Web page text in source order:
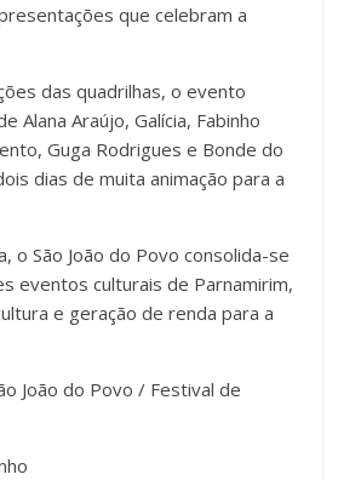
que celebram a
das quadrilhas, o evento
Alana Araújo, Galícia, Fabinho
Guga Rodrigues e Bonde do
dias de muita animação para a
o São João do Povo consolida-se
eventos culturais de Parnamirim,
e geração de renda para a
João do Povo / Festival de